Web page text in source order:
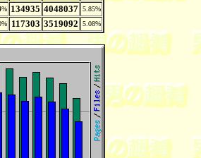
134935 4048037 5.85%
117303 3519092 5.08%